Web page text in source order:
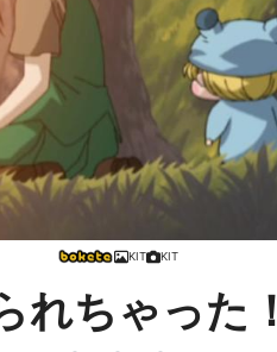
KIT KIT
れちゃった！